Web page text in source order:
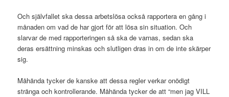
Och självfallet ska dessa arbetslösa också rapportera en gång i
månaden om vad de har gjort för att lösa sin situation. Och
slarvar de med rapporteringen så ska de varnas, sedan ska
deras ersättning minskas och slutligen dras in om de inte skärper
sig.
Måhända tycker de kanske att dessa regler verkar onödigt
stränga och kontrollerande. Måhända tycker de att “men jag VILL